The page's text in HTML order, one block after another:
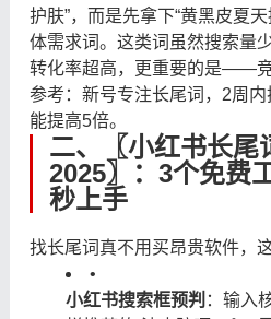
护肤”，而是先拿下“黄黑皮夏
体需求词。这类词虽然搜索量
转化率超高，更重要的是——
参考：新号专注长尾词，2周
能提高5倍。
二、〖小红书长尾
2025〗：3个免费
秒上手
找长尾词真不用买昂贵软件，
•
小红书搜索框预判 ：输入